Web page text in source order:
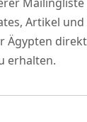
Artikel und
Ägypten
erhalten.